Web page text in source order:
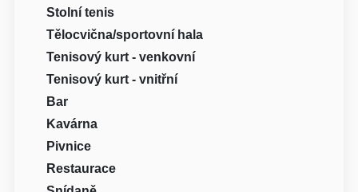
Stolní tenis
Tělocvična/sportovní hala
Tenisový kurt - venkovní
Tenisový kurt - vnitřní
Bar
Kavárna
Pivnice
Restaurace